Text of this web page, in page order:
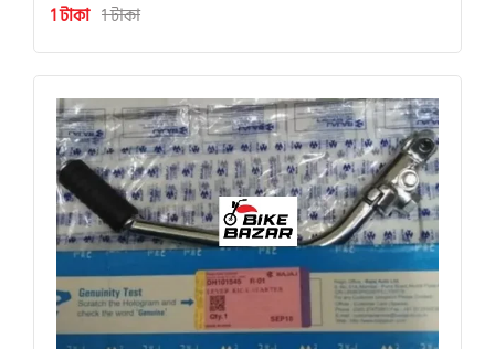
1 টাকা 1 টাকা